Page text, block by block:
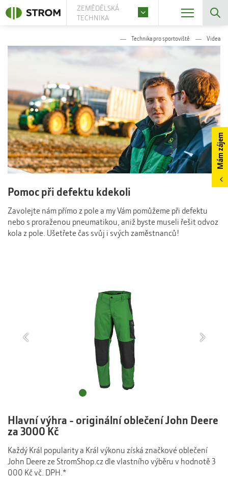
ZEMĚDĚLSKÁ
TECHNIKA
Technika pro sportoviště Videa
Pomoc při defektu kdekoli
Zavolejte nám přímo z pole a my Vám pomůžeme při defektu
nebo s proraženou pneumatikou, aniž byste museli řešit odvoz
kola z pole. Ušetřete čas svůj i svých zaměstnanců!
Hlavní výhra - originální oblečení John Deere
za 3000 Kč
Každý Král popularity a Král výkonu získá značkové oblečení
John Deere ze StromShop.cz dle vlastního výběru v hodnotě 3
000 Kč vč. DPH.*
Mám zájem